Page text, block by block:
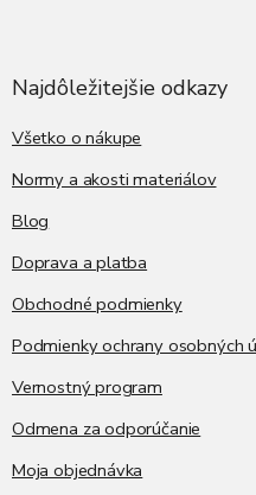
Najdôležitejšie odkazy
Všetko o nákupe
Normy a akosti materiálov
Blog
Doprava a platba
Obchodné podmienky
Podmienky ochrany osobných
Vernostný program
Odmena za odporúčanie
Moja objednávka